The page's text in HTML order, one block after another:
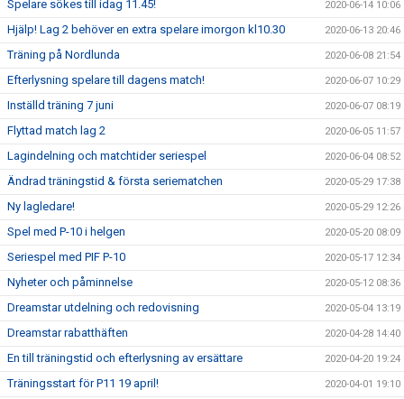
Spelare sökes till idag 11.45! 2020-06-14 10:06
Hjälp! Lag 2 behöver en extra spelare imorgon kl10.30 2020-06-13 20:46
Träning på Nordlunda 2020-06-08 21:54
Efterlysning spelare till dagens match! 2020-06-07 10:29
Inställd träning 7 juni 2020-06-07 08:19
Flyttad match lag 2 2020-06-05 11:57
Lagindelning och matchtider seriespel 2020-06-04 08:52
Ändrad träningstid & första seriematchen 2020-05-29 17:38
Ny lagledare! 2020-05-29 12:26
Spel med P-10 i helgen 2020-05-20 08:09
Seriespel med PIF P-10 2020-05-17 12:34
Nyheter och påminnelse 2020-05-12 08:36
Dreamstar utdelning och redovisning 2020-05-04 13:19
Dreamstar rabatthäften 2020-04-28 14:40
En till träningstid och efterlysning av ersättare 2020-04-20 19:24
Träningsstart för P11 19 april! 2020-04-01 19:10